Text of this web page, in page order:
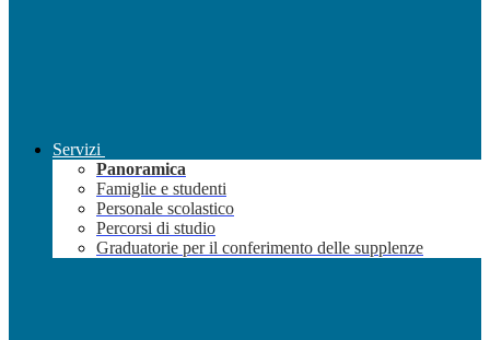
Servizi
Panoramica
Famiglie e studenti
Personale scolastico
Percorsi di studio
Graduatorie per il conferimento delle supplenze